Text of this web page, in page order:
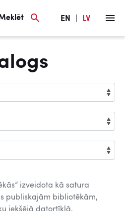
EN LV
izveidota kā satura
publiskajām bibliotēkām,